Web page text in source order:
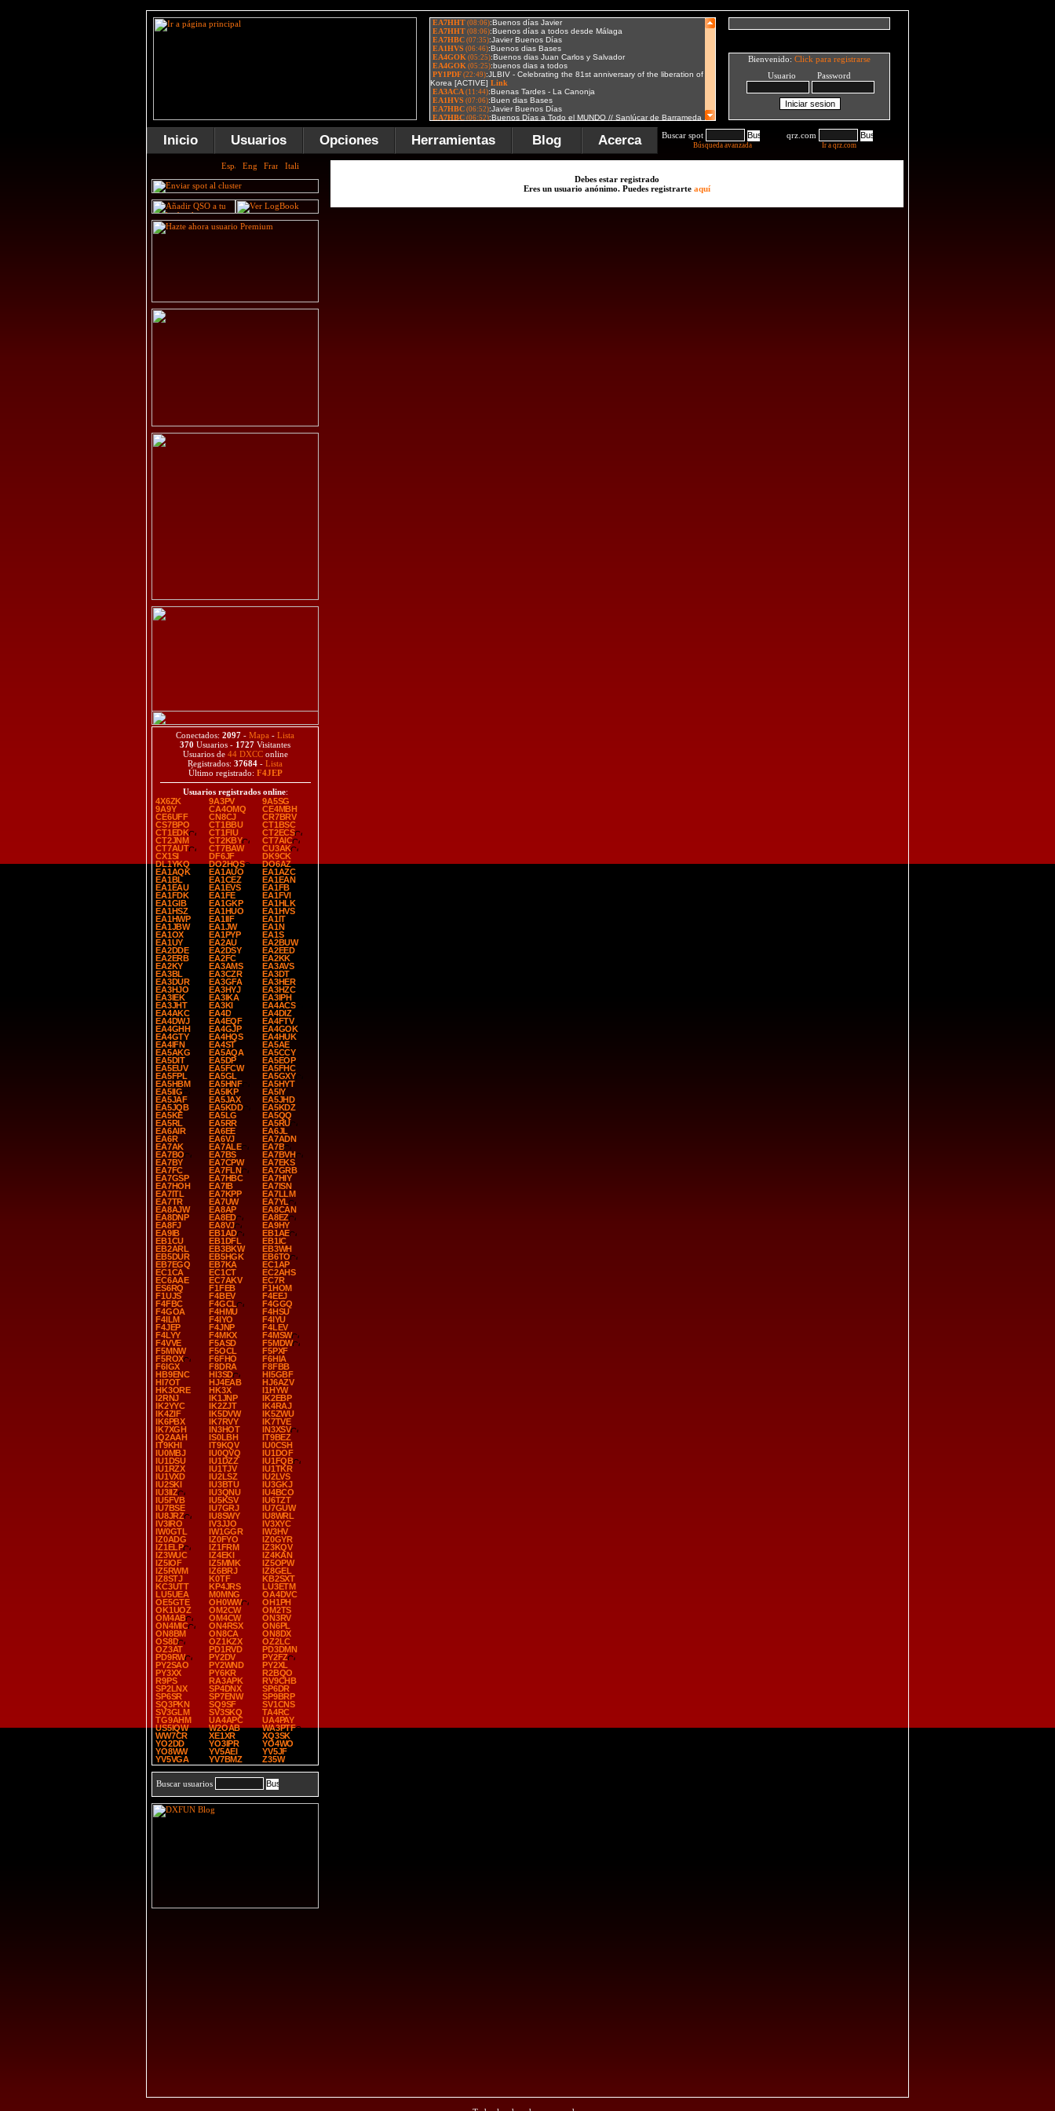
Bienvenido: Click para registrarse
Usuario Password
Inicio Usuarios Opciones Herramientas Blog Acerca Buscar spot
Búsqueda avanzada
qrz.com
Ir a qrz.com
Conectados: 2097 - Mapa - Lista
370 Usuarios - 1727 Visitantes
Usuarios de 44 DXCConline
Registrados: 37684 - Lista
Último registrado: F4JEP
Usuarios registrados online:
4X6ZK
9A3PV
9A5SG
9A9Y
CA4OMQ
CE4MBH
CE6UFF
CN8CJ
CR7BRV
CS7BPO
CT1BBU
CT1BSC
CT1EDK
CT1FIU
CT2ECS
CT2JNM
CT2KBY
CT7AIC
CT7AUT
CT7BAW
CU3AK
CX1SI
DF6JF
DK9CK
DL1YKQ
DO2HQS
DO6AZ
EA1AQK
EA1AUO
EA1AZC
EA1BL
EA1CEZ
EA1EAN
EA1EAU
EA1EVS
EA1FB
EA1FDK
EA1FE
EA1FVI
EA1GIB
EA1GKP
EA1HLK
EA1HSZ
EA1HUO
EA1HVS
EA1HWP
EA1IIF
EA1IT
EA1JBW
EA1JW
EA1N
EA1OX
EA1PYP
EA1S
EA1UY
EA2AU
EA2BUW
EA2DDE
EA2DSY
EA2EED
EA2ERB
EA2FC
EA2KK
EA2KY
EA3AMS
EA3AVS
EA3BL
EA3CZR
EA3DT
EA3DUR
EA3GFA
EA3HER
EA3HJO
EA3HYJ
EA3HZC
EA3IEK
EA3IKA
EA3IPH
EA3JHT
EA3KI
EA4ACS
EA4AKC
EA4D
EA4DIZ
EA4DWJ
EA4EQF
EA4FTV
EA4GHH
EA4GJP
EA4GOK
EA4GTY
EA4HQS
EA4HUK
EA4IFN
EA4ST
EA5AE
EA5AKG
EA5AQA
EA5CCY
EA5DIT
EA5DP
EA5EOP
EA5EUV
EA5FCW
EA5FHC
EA5FPL
EA5GL
EA5GXY
EA5HBM
EA5HNF
EA5HYT
EA5IIG
EA5IKP
EA5IY
EA5JAF
EA5JAX
EA5JHD
EA5JQB
EA5KDD
EA5KDZ
EA5KE
EA5LG
EA5QQ
EA5RL
EA5RR
EA5RU
EA6AIR
EA6EE
EA6JL
EA6R
EA6VJ
EA7ADN
EA7AK
EA7ALE
EA7B
EA7BO
EA7BS
EA7BVH
EA7BY
EA7CPW
EA7EKS
EA7FC
EA7FLN
EA7GRB
EA7GSP
EA7HBC
EA7HIY
EA7HOH
EA7IB
EA7ISN
EA7ITL
EA7KPP
EA7LLM
EA7TR
EA7UW
EA7YL
EA8AJW
EA8AP
EA8CAN
EA8DNP
EA8ED
EA8EZ
EA8FJ
EA8VJ
EA9HY
EA9IB
EB1AD
EB1AE
EB1CU
EB1DFL
EB1IC
EB2ARL
EB3BKW
EB3WH
EB5DUR
EB5HGK
EB6TO
EB7EGQ
EB7KA
EC1AP
EC1CA
EC1CT
EC2AHS
EC6AAE
EC7AKV
EC7R
ES6RQ
F1FEB
F1HOM
F1UJS
F4BEV
F4EEJ
F4FBC
F4GCL
F4GGQ
F4GOA
F4HMU
F4HSU
F4ILM
F4IYO
F4IYU
F4JEP
F4JNP
F4LEV
F4LYY
F4MKX
F4MSW
F4VVE
F5ASD
F5MDW
F5MNW
F5OCL
F5PXF
F5ROX
F6FHO
F6HIA
F6IGX
F8DRA
F8FBB
HB9ENC
HI3SD
HI5GBF
HI7OT
HJ4EAB
HJ6AZV
HK3ORE
HK3X
I1HYW
I2RNJ
IK1JNP
IK2EBP
IK2YYC
IK2ZJT
IK4RAJ
IK4ZIF
IK5DVW
IK5ZWU
IK6PBX
IK7RVY
IK7TVE
IK7XGH
IN3HOT
IN3XSV
IQ2AAH
IS0LBH
IT9BEZ
IT9KHI
IT9KQV
IU0CSH
IU0MBJ
IU0QVQ
IU1DOF
IU1DSU
IU1DZZ
IU1FQB
IU1RZX
IU1TJV
IU1TKR
IU1VXD
IU2LSZ
IU2LVS
IU2SKI
IU3BTU
IU3GKJ
IU3IIZ
IU3QNU
IU4BCO
IU5FVB
IU5KSV
IU6TZT
IU7BSE
IU7GRJ
IU7GUW
IU8JRZ
IU8SWY
IU8WRL
IV3IRO
IV3JJO
IV3XYC
IW0GTL
IW1GGR
IW3HV
IZ0ADG
IZ0FYO
IZ0GYR
IZ1ELP
IZ1FRM
IZ3KQV
IZ3WUC
IZ4EKI
IZ4KAN
IZ5IOF
IZ5MMK
IZ5OPW
IZ5RWM
IZ6BRJ
IZ8GEL
IZ8STJ
K0TF
KB2SXT
KC3UTT
KP4JRS
LU3ETM
LU5UEA
M0MNG
OA4DVC
OE5GTE
OH0WW
OH1PH
OK1UOZ
OM2CW
OM2TS
OM4AB
OM4CW
ON3RV
ON4MIC
ON4RSX
ON6PL
ON8BM
ON8CA
ON8DX
OS8D
OZ1KZX
OZ2LC
OZ3AT
PD1RVD
PD3DMN
PD9RW
PY2DV
PY2FZ
PY2SAO
PY2WND
PY2XL
PY3XX
PY6KR
R2BQO
R9PS
RA3APK
RV9CHB
SP2LNX
SP4DNX
SP6DR
SP6SR
SP7ENW
SP9BRP
SQ3PKN
SQ9SF
SV1CNS
SV3GLM
SV3SKQ
TA4RC
TG9AHM
UA4APC
UA4PAY
US5IQW
W2OAB
WA3PTF
WW7CR
XE1XR
XQ3SK
YO2DD
YO3IPR
YO4WO
YO8WW
YV5AEI
YV5JF
YV5VGA
YV7BMZ Z35W
Buscar usuarios
Debes estar registrado
Eres un usuario anónimo. Puedes registrarte aquí